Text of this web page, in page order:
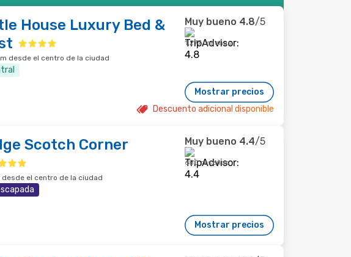
House Luxury Bed &
desde el centro de la ciudad
Muy bueno 4.8/5
1,277 reseñas
Mostrar precios
Descuento adicional disponible
Scotch Corner
desde el centro de la ciudad
Muy bueno 4.4/5
680 reseñas
Mostrar precios